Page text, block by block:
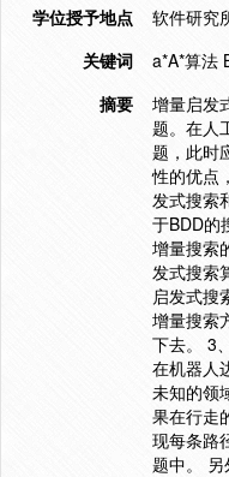
学位授予地点
软件研究
关键词
a*A*算法
摘要
增量启发
题。在人
题，此时
性的优点
发式搜索
于BDD的
增量搜索
发式搜索
启发式搜
增量搜索
下去。 3
在机器人
未知的领
果在行走
现每条路
题中。 另